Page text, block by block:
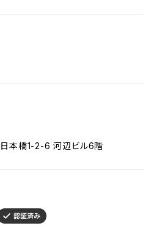
本橋1-2-6 河辺ビル6階